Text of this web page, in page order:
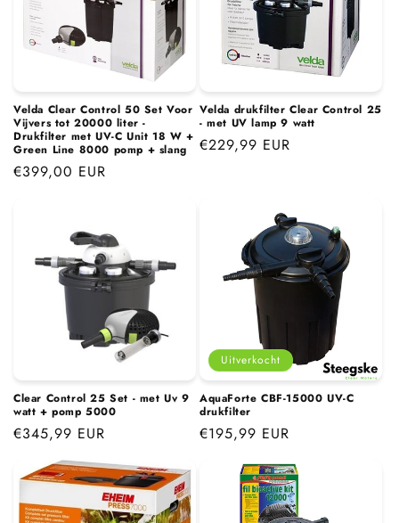
Velda Clear Control 50 Set Voor
Vijvers tot 20000 liter -
Drukfilter met UV-C Unit 18 W +
Green Line 8000 pomp + slang
Normale
€399,00 EUR
Velda drukfilter Clear Control 25
- met UV lamp 9 watt
Normale
€229,99 EUR
Clear Control 25 Set - met Uv 9
watt + pomp 5000
Normale
€345,99 EUR
Uitverkocht
AquaForte CBF-15000 UV-C
drukfilter
Normale
€195,99 EUR